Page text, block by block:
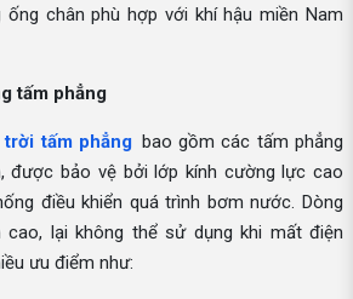
ống chân phù hợp với khí hậu miền Nam
tấm phẳng
trời tấm phẳng bao gồm các tấm phẳng
được bảo vệ bởi lớp kính cường lực cao
điều khiển quá trình bơm nước. Dòng
lại không thể sử dụng khi mất điện
ưu điểm như: